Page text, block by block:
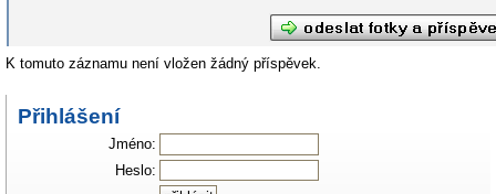
K tomuto záznamu není vložen žádný příspěvek.
Přihlášení
Jméno:
Heslo: